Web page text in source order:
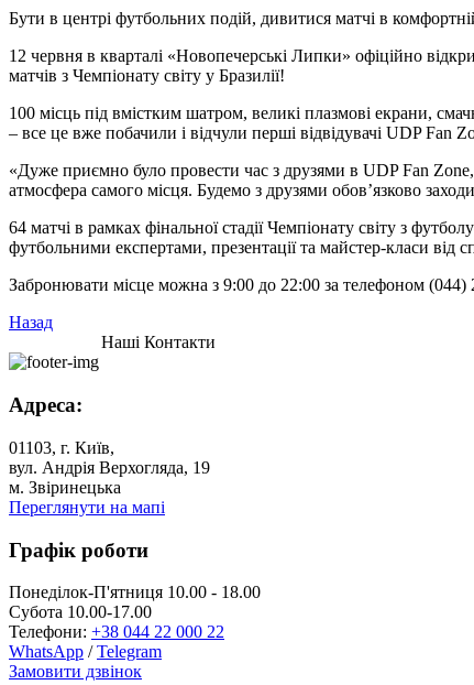
Бути в центрі футбольних подій, дивитися матчі в
12 червня в кварталі «Новопечерські Липки» офіційно
матчів з Чемпіонату світу у Бразилії!
100 місць під вмістким шатром, великі плазмові екрани,
– все це вже побачили і відчули перші відвідувачі UDP Fan
«Дуже приємно було провести час з друзями в UDP Fan
атмосфера самого місця. Будемо з друзями обов’язково
64 матчі в рамках фінальної стадії Чемпіонату світу з
футбольними експертами, презентації та майстер-класи
Забронювати місце можна з 9:00 до 22:00 за телефоном
Назад
Наші Контакти
Адреса:
01103, г. Київ,
вул. Андрія Верхогляда, 19
м. Звіринецька
Переглянути на мапі
Графік роботи
Понеділок-П'ятниця 10.00 - 18.00
Субота 10.00-17.00
Телефони: +38 044 22 000 22
WhatsApp /Telegram
Замовити дзвінок